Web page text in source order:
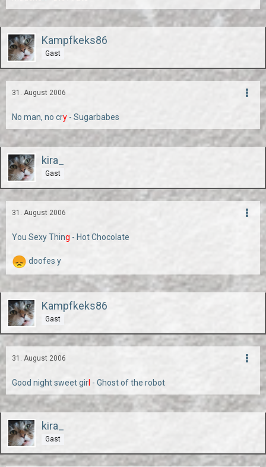
Kampfkeks86
Gast
31. August 2006
No man, no cry - Sugarbabes
kira_
Gast
31. August 2006
You Sexy Thing - Hot Chocolate
doofes y
Kampfkeks86
Gast
31. August 2006
Good night sweet gir - Ghost of the robot
kira_
Gast